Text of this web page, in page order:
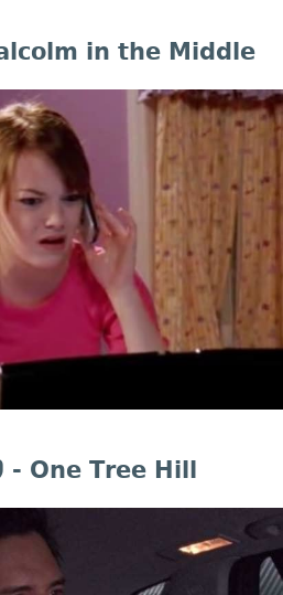
in the Middle
One Tree Hill